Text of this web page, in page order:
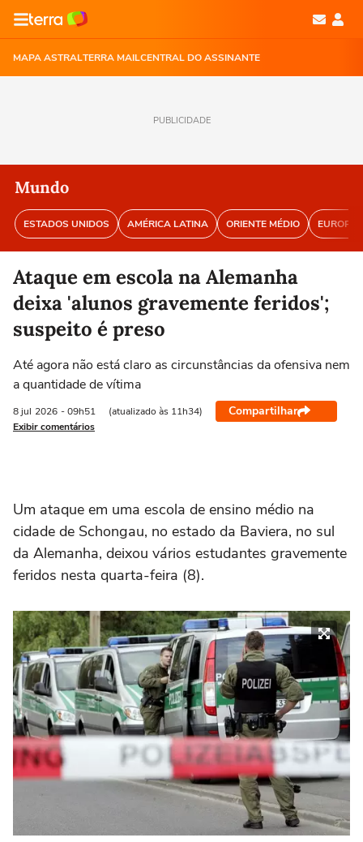
MAPA ASTRALTERRA MAILCENTRAL DO ASSINANTE
PUBLICIDADE
Mundo
ESTADOS UNIDOS AMÉRICA LATINA ORIENTE MÉDIO EUROPA
Ataque em escola na Alemanha
deixa 'alunos gravemente feridos';
suspeito é preso
Até agora não está claro as circunstâncias da ofensiva nem
a quantidade de vítima
8 jul 2026 - 09h51 (atualizado às 11h34) Compartilhar
Exibir comentários
Um ataque em uma escola de ensino médio na
cidade de Schongau, no estado da Baviera, no sul
da Alemanha, deixou vários estudantes gravemente
feridos nesta quarta-feira (8).